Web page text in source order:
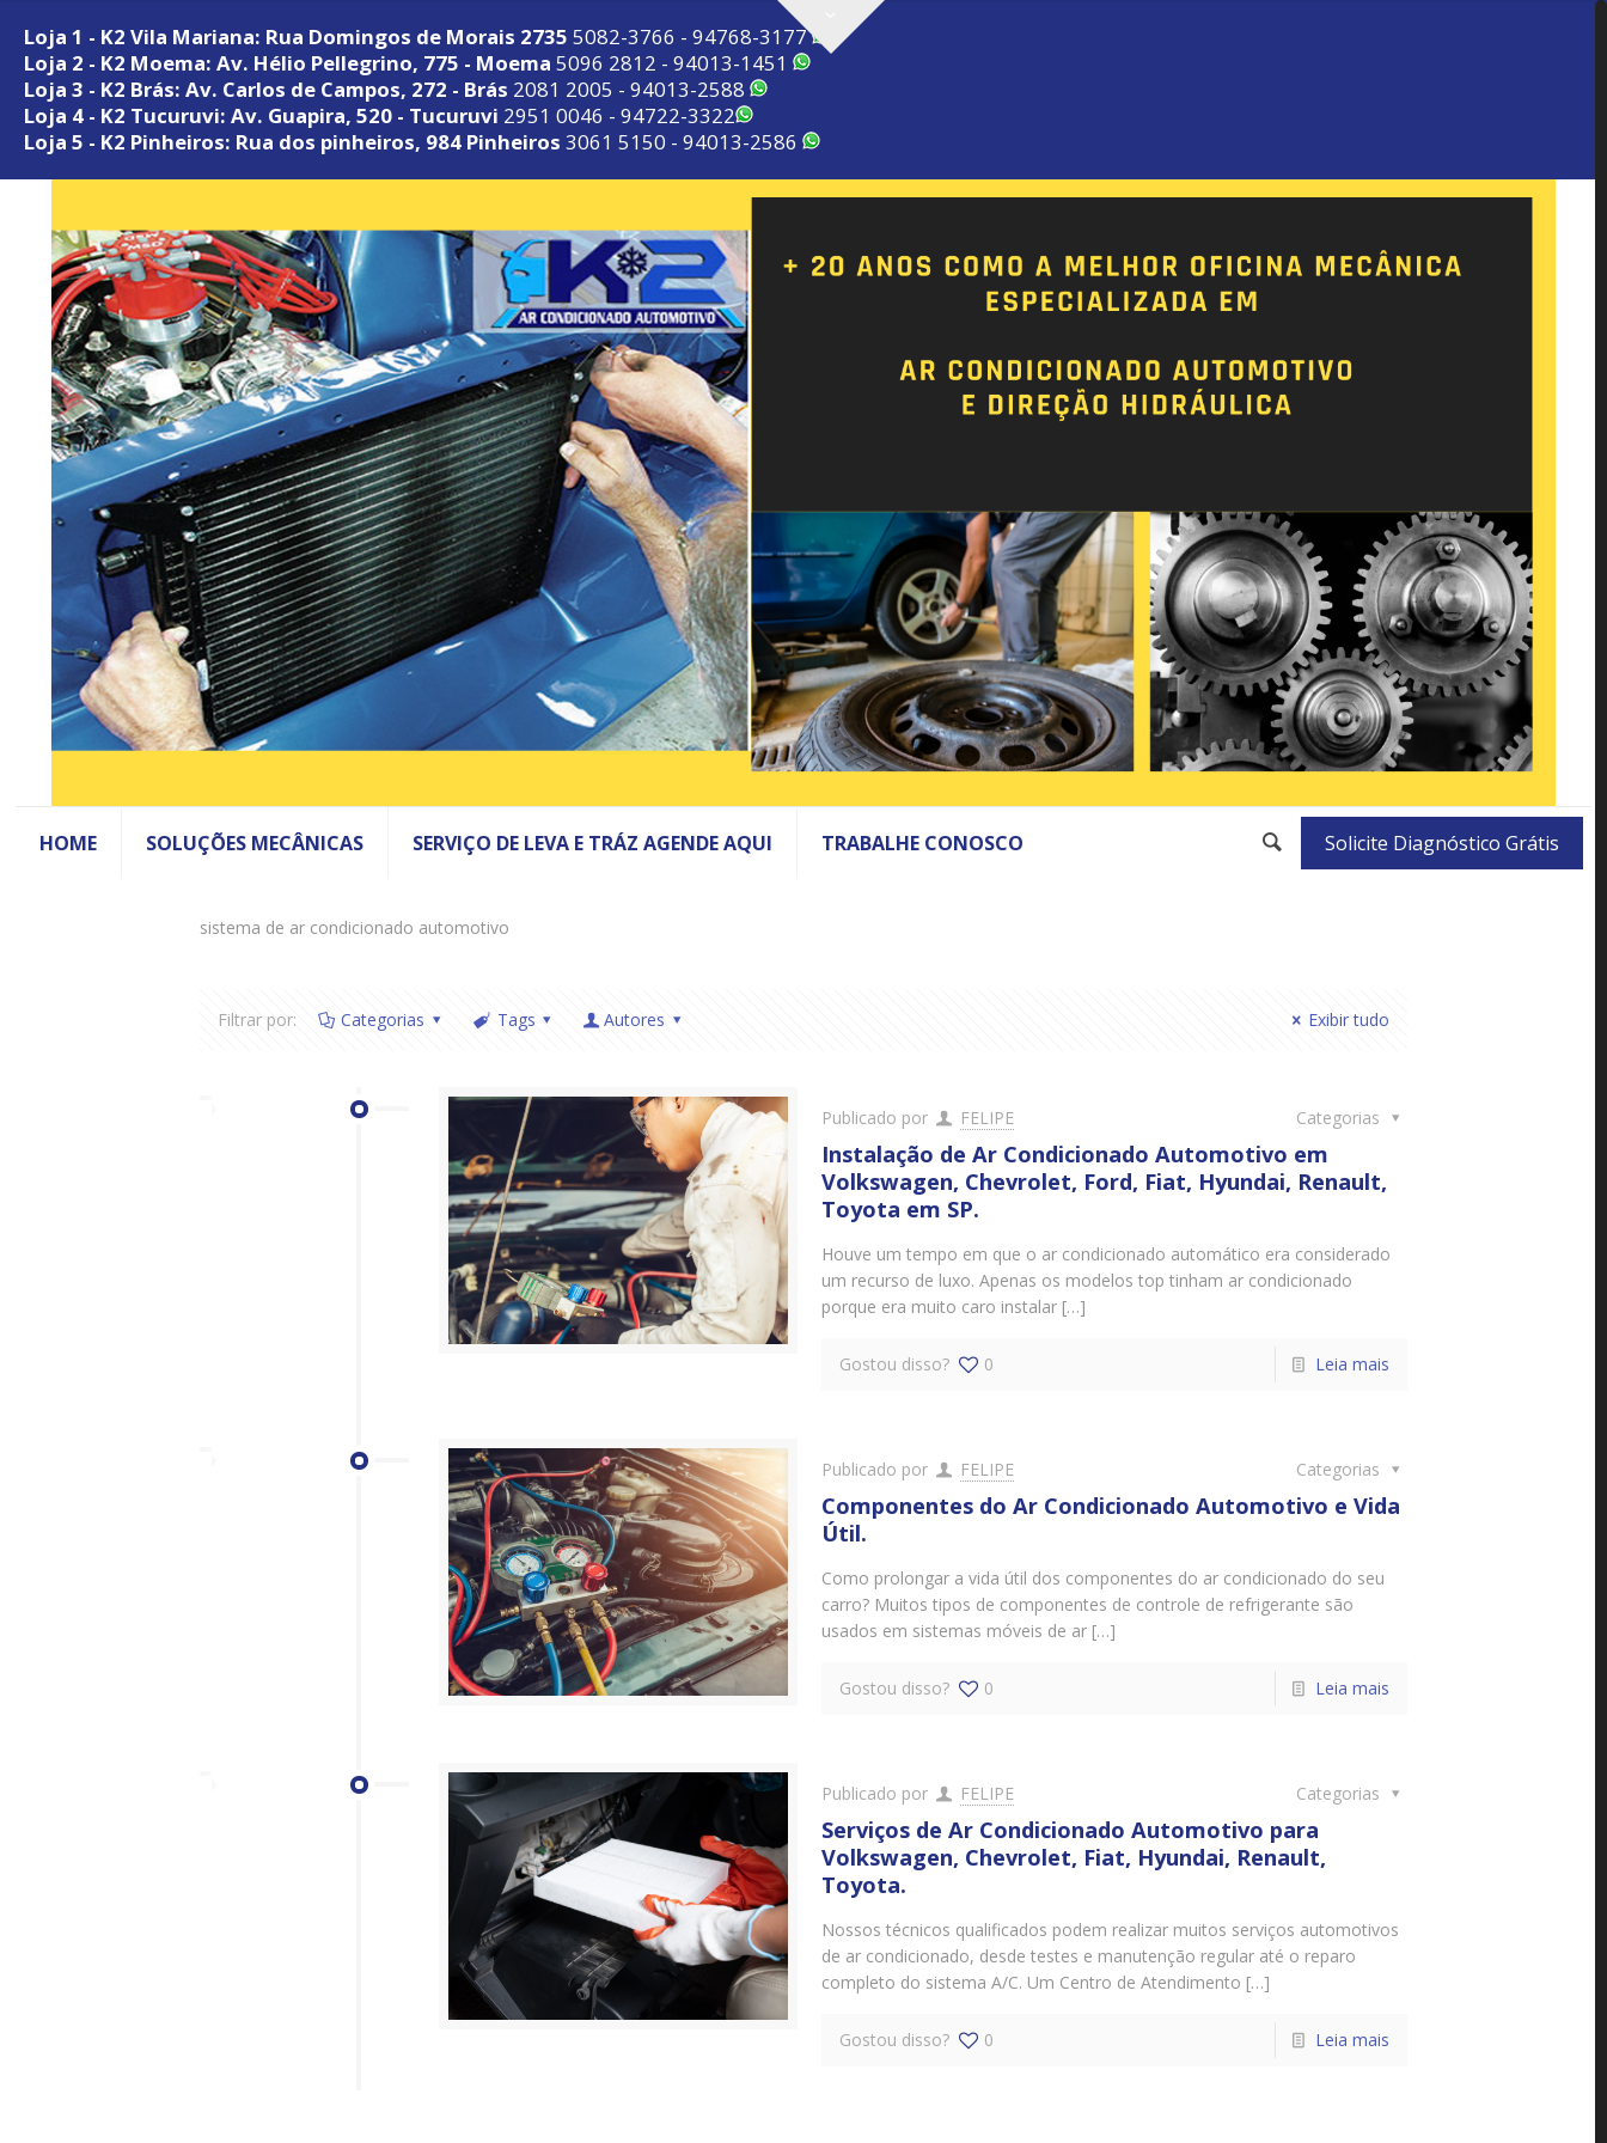
Loja 1 - K2 Vila Mariana: Rua Domingos de Morais 2735 5082-3766 - 94768-3177
Loja 2 - K2 Moema: Av. Hélio Pellegrino, 775 - Moema 5096 2812 - 94013-1451
Loja 3 - K2 Brás: Av. Carlos de Campos, 272 - Brás 2081 2005 - 94013-2588
Loja 4 - K2 Tucuruvi: Av. Guapira, 520 - Tucuruvi 2951 0046 - 94722-3322
Loja 5 - K2 Pinheiros: Rua dos pinheiros, 984 Pinheiros 3061 5150 - 94013-2586
HOME SOLUÇÕES MECÂNICAS SERVIÇO DE LEVA E TRÁZ AGENDE AQUI TRABALHE CONOSCO Solicite Diagnóstico Grátis
sistema de ar condicionado automotivo
Filtrar por: Categorias Tags Autores Exibir tudo
Publicado por FELIPE Categorias
Instalação de Ar Condicionado Automotivo em
Volkswagen, Chevrolet, Ford, Fiat, Hyundai, Renault,
Toyota em SP.
Houve um tempo em que o ar condicionado automático era considerado
um recurso de luxo. Apenas os modelos top tinham ar condicionado
porque era muito caro instalar […]
Gostou disso? 0 Leia mais
Publicado por FELIPE Categorias
Componentes do Ar Condicionado Automotivo e Vida
Útil.
Como prolongar a vida útil dos componentes do ar condicionado do seu
carro? Muitos tipos de componentes de controle de refrigerante são
usados ​​em sistemas móveis de ar […]
Gostou disso? 0 Leia mais
Publicado por FELIPE Categorias
Serviços de Ar Condicionado Automotivo para
Volkswagen, Chevrolet, Fiat, Hyundai, Renault,
Toyota.
Nossos técnicos qualificados podem realizar muitos serviços automotivos
de ar condicionado, desde testes e manutenção regular até o reparo
completo do sistema A/C. Um Centro de Atendimento […]
Gostou disso? 0 Leia mais